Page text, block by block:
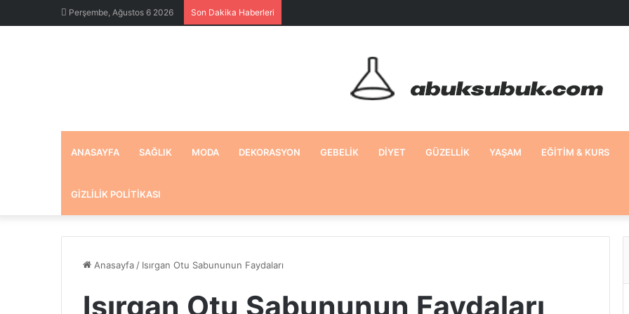
Perşembe, Ağustos 6 2026 Son Dakika Haberleri
ANASAYFA SAĞLIK MODA DEKORASYON GEBELIK DIYET GÜZELLIK YAŞAM EĞITIM & KURS
GIZLILIK POLITIKASI
Anasayfa / Isırgan Otu Sabununun Faydaları
Isırgan Otu Sabununun Faydaları